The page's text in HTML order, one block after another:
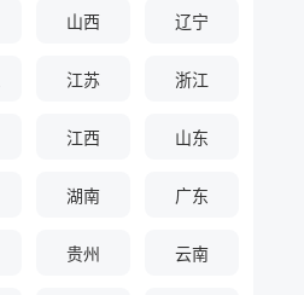
山西 辽宁
江苏 浙江
江西 山东
湖南 广东
贵州 云南